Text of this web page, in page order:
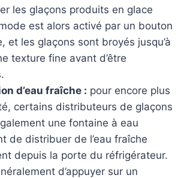
les glaçons produits en glace
est alors activé par un bouton
et les glaçons sont broyés jusqu’à
texture fine avant d’être
d’eau fraîche : pour encore plus
certains distributeurs de glaçons
une fontaine à eau
de distribuer de l’eau fraîche
depuis la porte du réfrigérateur.
d’appuyer sur un